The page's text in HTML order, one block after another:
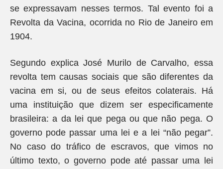
se expressavam nesses termos. Tal evento foi a
Revolta da Vacina, ocorrida no Rio de Janeiro em
1904.
Segundo explica José Murilo de Carvalho, essa
revolta tem causas sociais que são diferentes da
vacina em si, ou de seus efeitos colaterais. Há
uma instituição que dizem ser especificamente
brasileira: a da lei que pega ou que não pega. O
governo pode passar uma lei e a lei “não pegar”.
No caso do tráfico de escravos, que vimos no
último texto, o governo pode até passar uma lei